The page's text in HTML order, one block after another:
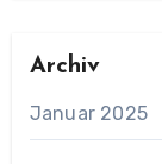
Archiv
Januar 2025